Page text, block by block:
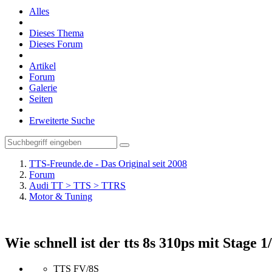
Alles
Dieses Thema
Dieses Forum
Artikel
Forum
Galerie
Seiten
Erweiterte Suche
TTS-Freunde.de - Das Original seit 2008
Forum
Audi TT > TTS > TTRS
Motor & Tuning
Wie schnell ist der tts 8s 310ps mit Stage
TTS FV/8S